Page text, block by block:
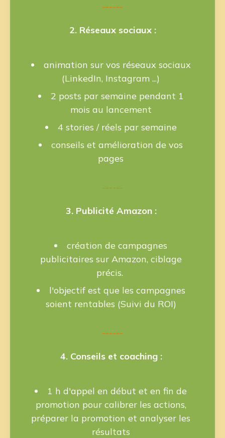
------
2. Réseaux sociaux :
animation sur vos réseaux sociaux
(LinkedIn, Instagram ...)
2 posts par semaine pendant 1
mois au lancement
4 stories / réels par semaine
conseils et amélioration de vos
pages
------
3. Publicité Amazon :
création de campagnes
publicitaires sur Amazon, ciblage
précis.
l'objectif est que les campagnes
soient rentables (Suivi du ROI)
------
4. Conseils et coaching :
1 h d'appel en début et en fin de
promotion pour calibrer les actions,
préparer la promotion et analyser les
résultats